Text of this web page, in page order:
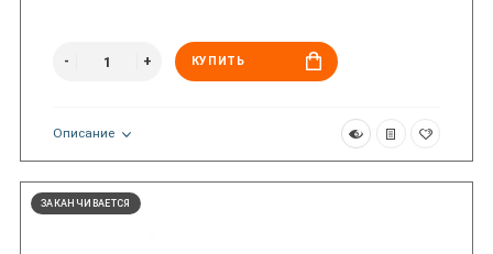
КУПИТЬ
Описание
ЗАКАНЧИВАЕТСЯ